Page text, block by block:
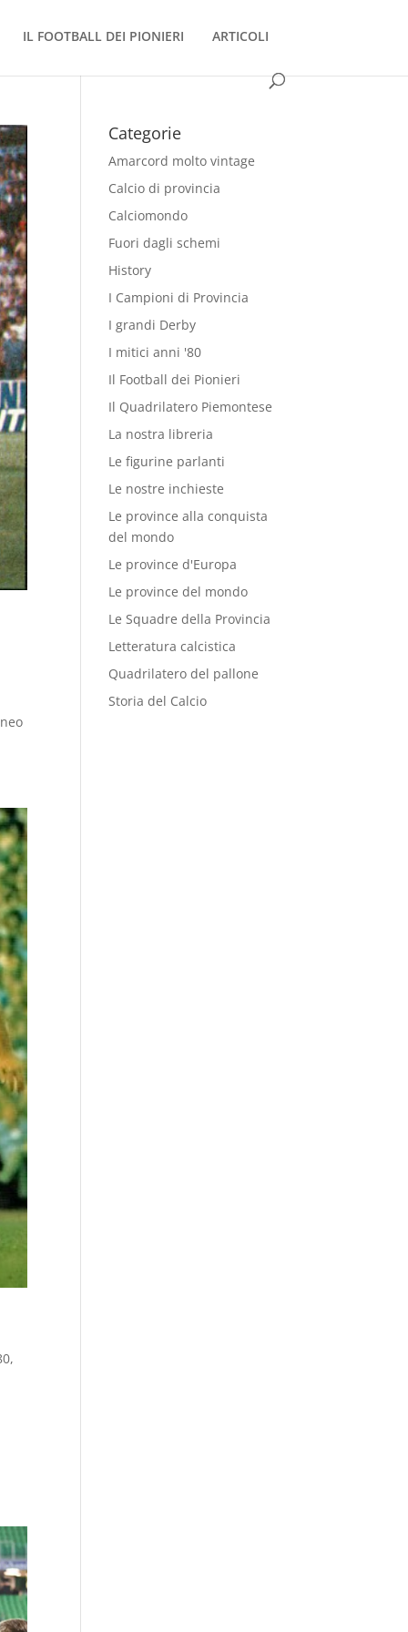
IL FOOTBALL DEI PIONIERI ARTICOLI
,
Categorie
Amarcord molto vintage
Calcio di provincia
Calciomondo
Fuori dagli schemi
History
I Campioni di Provincia
I grandi Derby
I mitici anni '80
Il Football dei Pionieri
Il Quadrilatero Piemontese
La nostra libreria
Le figurine parlanti
Le nostre inchieste
Le province alla conquista
del mondo
Le province d'Europa
Le province del mondo
Le Squadre della Provincia
Letteratura calcistica
Quadrilatero del pallone
Storia del Calcio